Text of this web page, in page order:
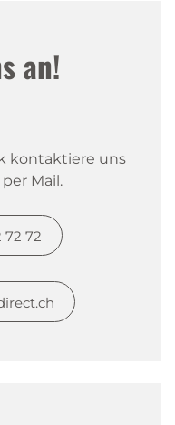
an!
kontaktiere uns
Mail.
72 72